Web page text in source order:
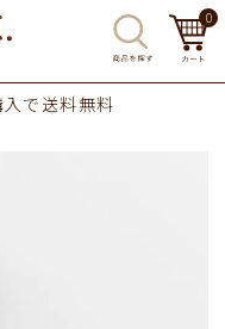
0
で送料無料